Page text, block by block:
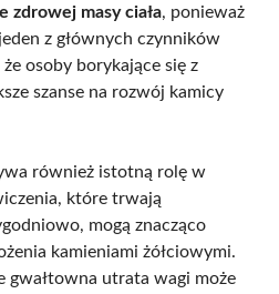
zdrowej masy ciała, ponieważ
z głównych czynników
osoby borykające się z
szanse na rozwój kamicy
również istotną rolę w
które trwają
mogą znacząco
kamieniami żółciowymi.
gwałtowna utrata wagi może